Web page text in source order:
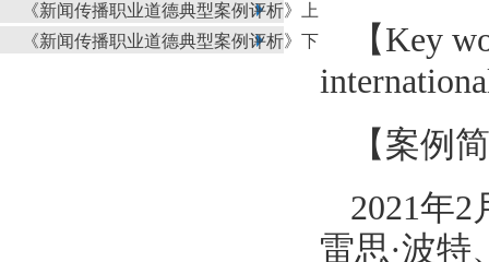
《新闻传播职业道德典型案例评析》上
《新闻传播职业道德典型案例评析》下
【Key
【案例
2021年
雷思·波特